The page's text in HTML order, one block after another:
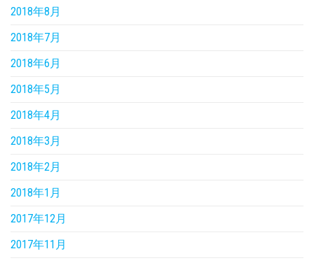
2018年8月
2018年7月
2018年6月
2018年5月
2018年4月
2018年3月
2018年2月
2018年1月
2017年12月
2017年11月